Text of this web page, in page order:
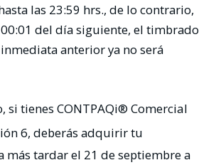
las 23:59 hrs., de lo contrario,
del día siguiente, el timbrado
anterior ya no será
si tienes CONTPAQi® Comercial
6, deberás adquirir tu
más tardar el 21 de septiembre a